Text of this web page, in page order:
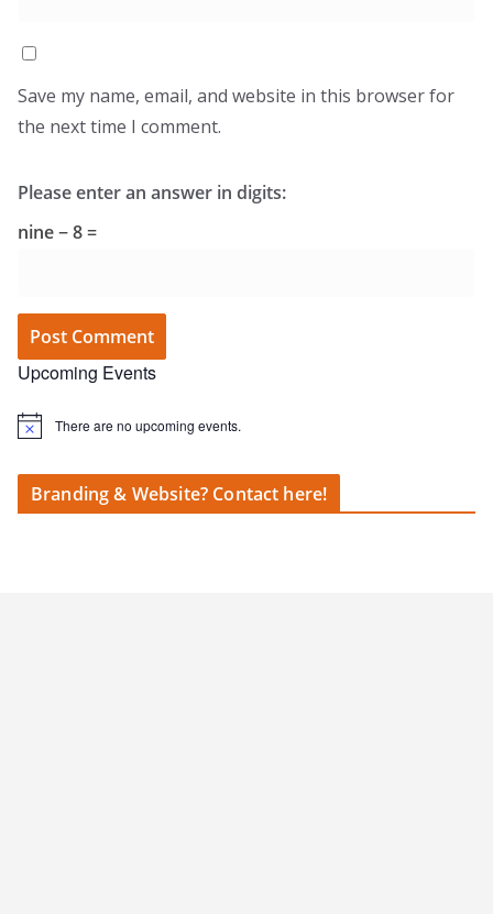
Save my name, email, and website in this browser for
the next time I comment.
Please enter an answer in digits:
nine − 8 =
Upcoming Events
N
There are no upcoming events.
Branding & Website? Contact here!